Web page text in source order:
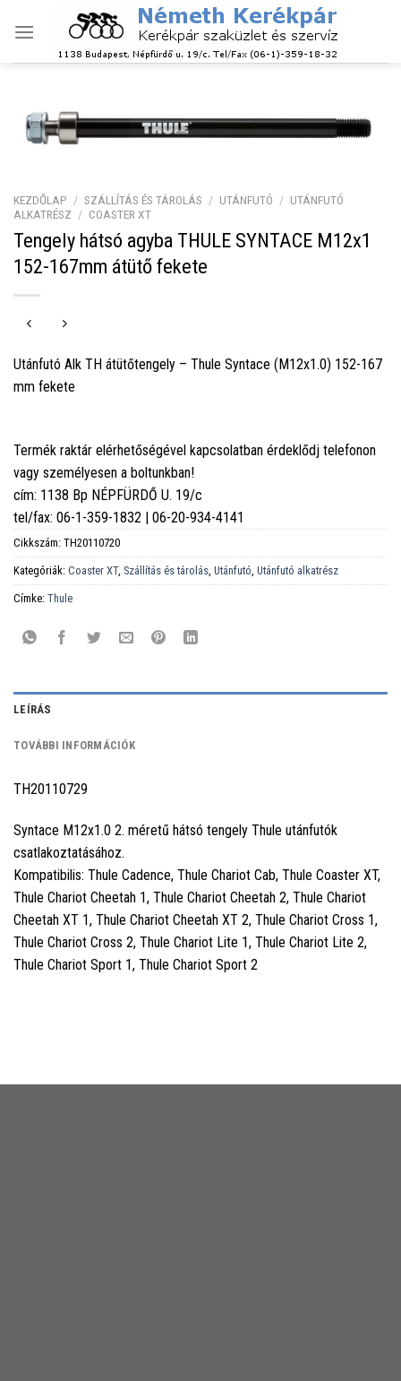
KEZDŐLAP / SZÁLLÍTÁS ÉS TÁROLÁS / UTÁNFUTÓ / UTÁNFUTÓ
ALKATRÉSZ / COASTER XT
Tengely hátsó agyba THULE SYNTACE M12x1
152-167mm átütő fekete
Utánfutó Alk TH átütőtengely – Thule Syntace (M12x1.0) 152-167
mm fekete
Termék raktár elérhetőségével kapcsolatban érdeklődj telefonon
vagy személyesen a boltunkban!
cím: 1138 Bp NÉPFÜRDŐ U. 19/c
tel/fax: 06-1-359-1832 | 06-20-934-4141
Cikkszám: TH20110720
Kategóriák: Coaster XT, Szállítás és tárolás, Utánfutó, Utánfutó alkatrész
Címke: Thule
LEÍRÁS
TOVÁBBI INFORMÁCIÓK
TH20110729
Syntace M12x1.0 2. méretű hátsó tengely Thule utánfutók
csatlakoztatásához.
Kompatibilis: Thule Cadence, Thule Chariot Cab, Thule Coaster XT,
Thule Chariot Cheetah 1, Thule Chariot Cheetah 2, Thule Chariot
Cheetah XT 1, Thule Chariot Cheetah XT 2, Thule Chariot Cross 1,
Thule Chariot Cross 2, Thule Chariot Lite 1, Thule Chariot Lite 2,
Thule Chariot Sport 1, Thule Chariot Sport 2